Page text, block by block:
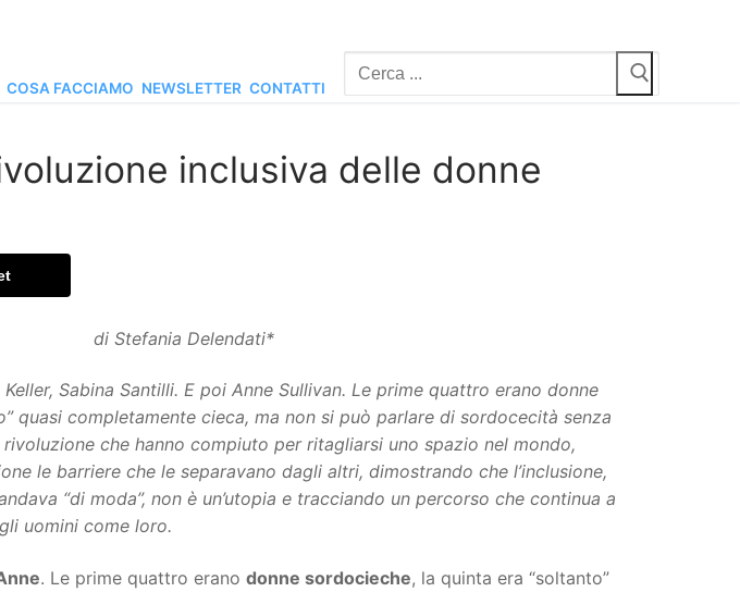
COSA FACCIAMO NEWSLETTER CONTATTI
Cerca:
inclusiva delle donne
di Stefania Delendati*
Sabina Santilli. E poi Anne Sullivan. Le prime quattro erano donne
quasi completamente cieca, ma non si può parlare di sordocecità senza
che hanno compiuto per ritagliarsi uno spazio nel mondo,
le barriere che le separavano dagli altri, dimostrando che l’inclusione,
“di moda”, non è un’utopia e tracciando un percorso che continua a
uomini come loro.
. Le prime quattro erano donne sordocieche, la quinta era “soltanto”